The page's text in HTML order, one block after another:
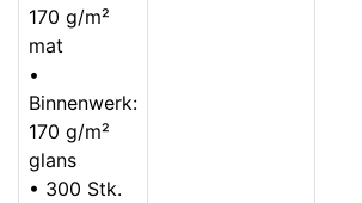
170 g/m²
mat
•
Binnenwerk:
170 g/m²
glans
• 300 Stk.